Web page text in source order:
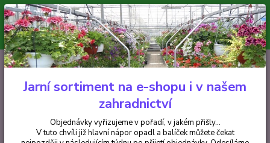
Minimální hodnota pro odeslání z e-shopu je 300 Kč.
V tuto chvíli již hlavní nápor objednávek opadl a balíček můžete čekat
nejpozději v následujícím týdnu po přijetí objednávky. Objednávky
vyřizujeme v pořadí, v jakém přišly...
CZK
+420 602 223 614 0ks
za0 Kč
Jarní sortiment na e-shopu i v našem
zahradnictví
Objednávky vyřizujeme v pořadí, v jakém přišly...
V tuto chvíli již hlavní nápor opadl a balíček můžete čekat